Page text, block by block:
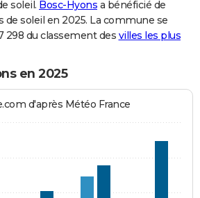
soleil. Bosc-Hyons a bénéficié de
de soleil en 2025. La commune se
298 du classement des villes les plus
en 2025
d'après Météo France